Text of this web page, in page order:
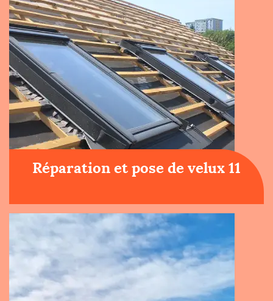
Réparation et pose de velux 11